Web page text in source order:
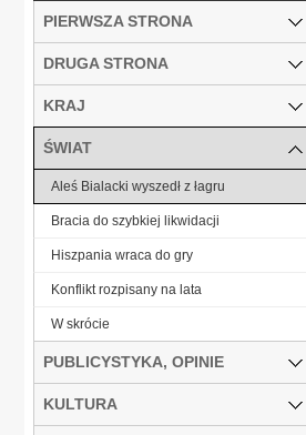
PIERWSZA STRONA
DRUGA STRONA
KRAJ
ŚWIAT
Aleś Bialacki wyszedł z łagru
Bracia do szybkiej likwidacji
Hiszpania wraca do gry
Konflikt rozpisany na lata
W skrócie
PUBLICYSTYKA, OPINIE
KULTURA